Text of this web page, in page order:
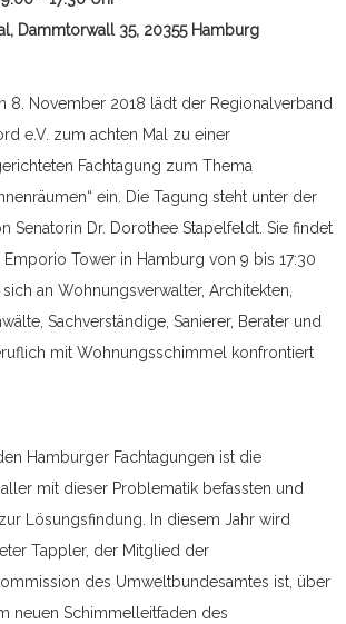
Dammtorwall 35, 20355 Hamburg
8. November 2018 lädt der Regionalverband
e.V. zum achten Mal zu einer
Fachtagung zum Thema
ein. Die Tagung steht unter der
Senatorin Dr. Dorothee Stapelfeldt. Sie findet
Tower in Hamburg von 9 bis 17:30
an Wohnungsverwalter, Architekten,
Sachverständige, Sanierer, Berater und
mit Wohnungsschimmel konfrontiert
Hamburger Fachtagungen ist die
mit dieser Problematik befassten und
Lösungsfindung. In diesem Jahr wird
Tappler, der Mitglied der
des Umweltbundesamtes ist, über
neuen Schimmelleitfaden des